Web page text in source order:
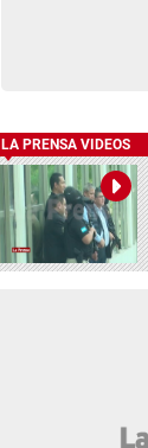
LA PRENSA VIDEOS